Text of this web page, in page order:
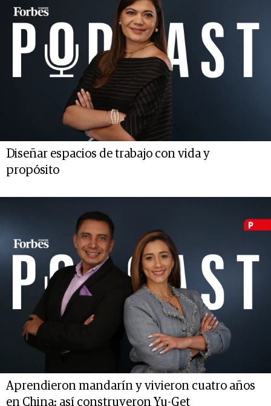
Diseñar espacios de trabajo con vida y
propósito
Aprendieron mandarín y vivieron cuatro años
en China: así construyeron Yu-Get